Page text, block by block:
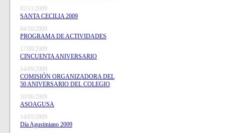
02/11/2009
SANTA CECILIA 2009
04/10/2009
PROGRAMA DE ACTIVIDADES
17/09/2009
CINCUENTA ANIVERSARIO
14/09/2009
COMISIÓN ORGANIZADORA DEL
50 ANIVERSARIO DEL COLEGIO
10/06/2009
ASOAGUSA
14/05/2009
Día Agustiniano 2009